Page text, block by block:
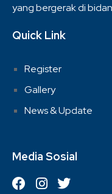
yang bergerak di
Quick Link
Register
Gallery
News & Update
Media Sosial